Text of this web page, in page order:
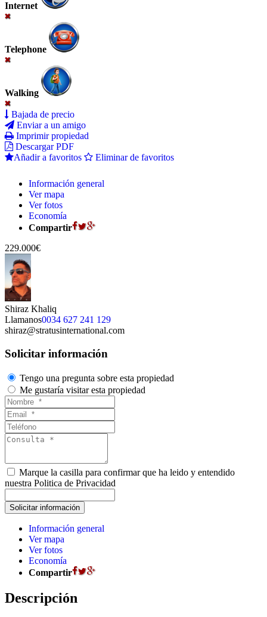
Internet
Telephone
Walking
Bajada de precio
Enviar a un amigo
Imprimir propiedad
Descargar PDF
Añadir a favoritos
Eliminar de favoritos
Información general
Ver mapa
Ver fotos
Economía
Compartir
229.000€
Shiraz Khaliq
Llamanos0034 627 241 129
shiraz@stratusinternational.com
Solicitar información
Tengo una pregunta sobre esta propiedad
Me gustaría visitar esta propiedad
Marque la casilla para confirmar que ha leido y entendido
nuestra Politica de Privacidad
Información general
Ver mapa
Ver fotos
Economía
Compartir
Descripción